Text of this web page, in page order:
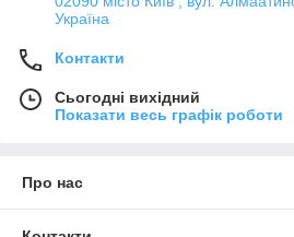
Україна
Контакти
Сьогодні вихідний
Показати весь графік роботи
Про нас